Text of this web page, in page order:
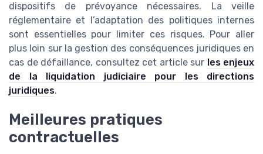
dispositifs de prévoyance nécessaires. La veille
réglementaire et l’adaptation des politiques internes
sont essentielles pour limiter ces risques. Pour aller
plus loin sur la gestion des conséquences juridiques en
cas de défaillance, consultez cet article sur les enjeux
de la liquidation judiciaire pour les directions
juridiques.
Meilleures pratiques
contractuelles